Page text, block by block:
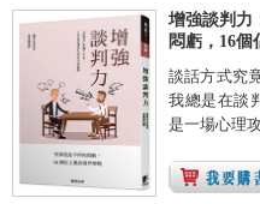
增強談判力
悶虧，16個
談話方式究
我總是在談
是一場心理